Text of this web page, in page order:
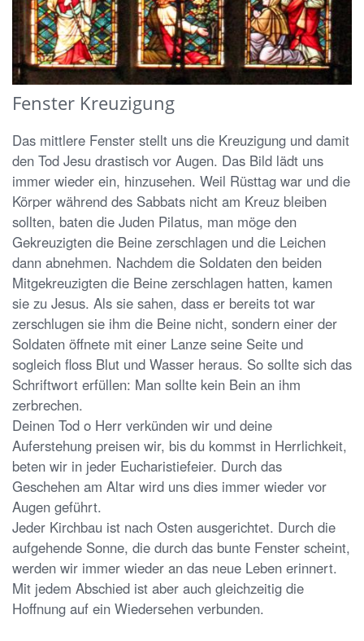
Fenster Kreuzigung
Das mittlere Fenster stellt uns die Kreuzigung und damit
den Tod Jesu drastisch vor Augen. Das Bild lädt uns
immer wieder ein, hinzusehen. Weil Rüsttag war und die
Körper während des Sabbats nicht am Kreuz bleiben
sollten, baten die Juden Pilatus, man möge den
Gekreuzigten die Beine zerschlagen und die Leichen
dann abnehmen. Nachdem die Soldaten den beiden
Mitgekreuzigten die Beine zerschlagen hatten, kamen
sie zu Jesus. Als sie sahen, dass er bereits tot war
zerschlugen sie ihm die Beine nicht, sondern einer der
Soldaten öffnete mit einer Lanze seine Seite und
sogleich floss Blut und Wasser heraus. So sollte sich das
Schriftwort erfüllen: Man sollte kein Bein an ihm
zerbrechen.
Deinen Tod o Herr verkünden wir und deine
Auferstehung preisen wir, bis du kommst in Herrlichkeit,
beten wir in jeder Eucharistiefeier. Durch das
Geschehen am Altar wird uns dies immer wieder vor
Augen geführt.
Jeder Kirchbau ist nach Osten ausgerichtet. Durch die
aufgehende Sonne, die durch das bunte Fenster scheint,
werden wir immer wieder an das neue Leben erinnert.
Mit jedem Abschied ist aber auch gleichzeitig die
Hoffnung auf ein Wiedersehen verbunden.